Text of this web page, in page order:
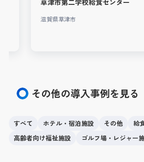
滋賀県草津市
その他の導入事例を見る
すべて ホテル・宿泊施設 その他
給
高齢者向け福祉施設
ゴルフ場・レジャー